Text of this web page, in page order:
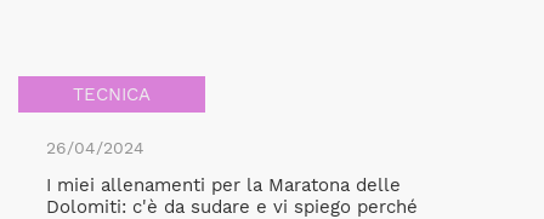
TECNICA
26/04/2024
I miei allenamenti per la Maratona delle
Dolomiti: c'è da sudare e vi spiego perché